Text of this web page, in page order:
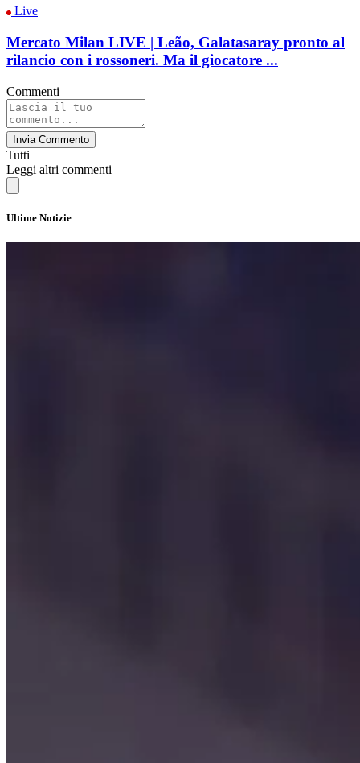
Live
Mercato Milan LIVE | Leão, Galatasaray pronto al
rilancio con i rossoneri. Ma il giocatore ...
Commenti
Invia Commento
Tutti
Leggi altri commenti
Ultime Notizie